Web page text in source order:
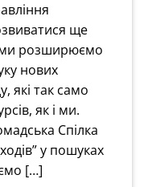
ще
ми розширюємо
нових
які так само
як і ми.
Спілка
у пошуках
[…]